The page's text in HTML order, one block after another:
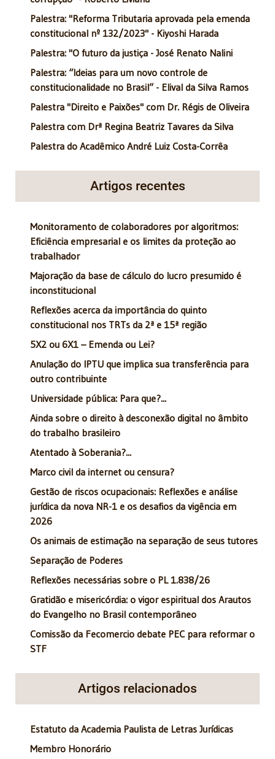
Palestra: "Reforma Tributaria aprovada pela emenda
constitucional nº 132/2023" - Kiyoshi Harada
Palestra: "O futuro da justiça - José Renato Nalini
Palestra: “Ideias para um novo controle de
constitucionalidade no Brasil” - Elival da Silva Ramos
Palestra "Direito e Paixões" com Dr. Régis de Oliveira
Palestra com Drª Regina Beatriz Tavares da Silva
Palestra do Acadêmico André Luiz Costa-Corrêa
Artigos recentes
Monitoramento de colaboradores por algoritmos:
Eficiência empresarial e os limites da proteção ao
trabalhador
Majoração da base de cálculo do lucro presumido é
inconstitucional
Reflexões acerca da importância do quinto
constitucional nos TRTs da 2ª e 15ª região
5X2 ou 6X1 – Emenda ou Lei?
Anulação do IPTU que implica sua transferência para
outro contribuinte
Universidade pública: Para que?...
Ainda sobre o direito à desconexão digital no âmbito
do trabalho brasileiro
Atentado à Soberania?...
Marco civil da internet ou censura?
Gestão de riscos ocupacionais: Reflexões e análise
jurídica da nova NR-1 e os desafios da vigência em
2026
Os animais de estimação na separação de seus tutores
Separação de Poderes
Reflexões necessárias sobre o PL 1.838/26
Gratidão e misericórdia: o vigor espiritual dos Arautos
do Evangelho no Brasil contemporâneo
Comissão da Fecomercio debate PEC para reformar o
STF
Artigos relacionados
Estatuto da Academia Paulista de Letras Jurídicas
Membro Honorário